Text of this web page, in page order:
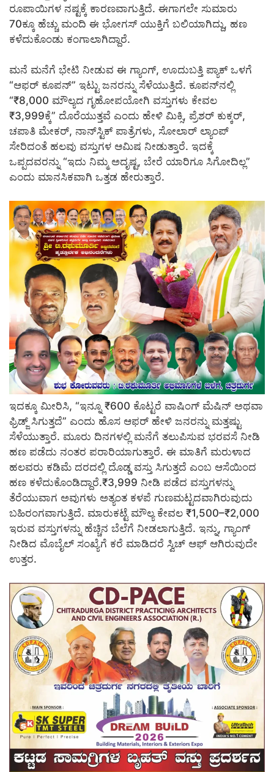
ರೂಪಾಯಿಗಳ ನಷ್ಟಕ್ಕೆ ಕಾರಣವಾಗುತ್ತಿದೆ. ಈಗಾಗಲೇ ಸುಮಾರು
70ಕ್ಕೂ ಹೆಚ್ಚು ಮಂದಿ ಈ ಭೋಗಸ್‌ ಯುಕ್ತಿಗೆ ಬಲಿಯಾಗಿದ್ದು, ಹಣ
ಕಳೆದುಕೊಂಡು ಕಂಗಾಲಾಗಿದ್ದಾರೆ.
ಮನೆ ಮನೆಗೆ ಭೇಟಿ ನೀಡುವ ಈ ಗ್ಯಾಂಗ್‌, ಊದುಬತ್ತಿ ಪ್ಯಾಕ್ ಒಳಗೆ
“ಆಫರ್ ಕೂಪನ್” ಇಟ್ಟು ಜನರನ್ನು ಸೆಳೆಯುತ್ತಿದೆ. ಕೂಪನ್‌ನಲ್ಲಿ
“₹8,000 ಮೌಲ್ಯದ ಗೃಹೋಪಯೋಗಿ ವಸ್ತುಗಳು ಕೇವಲ
₹3,999ಕ್ಕೆ” ದೊರೆಯುತ್ತವೆ ಎಂದು ಹೇಳಿ ಮಿಕ್ಸಿ, ಪ್ರೆಶರ್ ಕುಕ್ಕರ್,
ಚಪಾತಿ ಮೇಕರ್, ನಾನ್‌ಸ್ಟಿಕ್ ಪಾತ್ರೆಗಳು, ಸೋಲಾರ್ ಲ್ಯಾಂಪ್
ಸೇರಿದಂತೆ ಹಲವು ವಸ್ತುಗಳ ಆಮಿಷ ನೀಡುತ್ತಾರೆ. ಇದಕ್ಕೆ
ಒಪ್ಪದವರನ್ನು “ಇದು ನಿಮ್ಮ ಅದೃಷ್ಟ, ಬೇರೆ ಯಾರಿಗೂ ಸಿಗೋದಿಲ್ಲ”
ಎಂದು ಮಾನಸಿಕವಾಗಿ ಒತ್ತಡ ಹೇರುತ್ತಾರೆ.
ಇದಕ್ಕೂ ಮೀರಿಸಿ, “ಇನ್ನೂ ₹600 ಕೊಟ್ಟರೆ ವಾಷಿಂಗ್ ಮೆಷಿನ್ ಅಥವಾ
ಫ್ರಿಡ್ಜ್ ಸಿಗುತ್ತದೆ” ಎಂದು ಹೊಸ ಆಫರ್ ಹೇಳಿ ಜನರನ್ನು ಮತ್ತಷ್ಟು
ಸೆಳೆಯುತ್ತಾರೆ. ಮೂರು ದಿನಗಳಲ್ಲಿ ಮನೆಗೆ ತಲುಪಿಸುವ ಭರವಸೆ ನೀಡಿ
ಹಣ ಪಡೆದು ನಂತರ ಪರಾರಿಯಾಗುತ್ತಾರೆ. ಈ ಮಾತಿಗೆ ಮರುಳಾದ
ಹಲವರು ಕಡಿಮೆ ದರದಲ್ಲಿ ದೊಡ್ಡ ವಸ್ತು ಸಿಗುತ್ತದೆ ಎಂಬ ಆಸೆಯಿಂದ
ಹಣ ಕಳೆದುಕೊಂಡಿದ್ದಾರೆ.₹3,999 ನೀಡಿ ಪಡೆದ ವಸ್ತುಗಳನ್ನು
ತೆರೆಯುವಾಗ ಅವುಗಳು ಅತ್ಯಂತ ಕಳಪೆ ಗುಣಮಟ್ಟದವಾಗಿರುವುದು
ಬಹಿರಂಗವಾಗುತ್ತಿದೆ. ಮಾರುಕಟ್ಟೆ ಮೌಲ್ಯ ಕೇವಲ ₹1,500–₹2,000
ಇರುವ ವಸ್ತುಗಳನ್ನು ಹೆಚ್ಚಿನ ಬೆಲೆಗೆ ನೀಡಲಾಗುತ್ತಿದೆ. ಇನ್ನು, ಗ್ಯಾಂಗ್
ನೀಡಿದ ಮೊಬೈಲ್ ಸಂಖ್ಯೆಗೆ ಕರೆ ಮಾಡಿದರೆ ಸ್ವಿಚ್ ಆಫ್ ಆಗಿರುವುದೇ
ಉತ್ತರ.